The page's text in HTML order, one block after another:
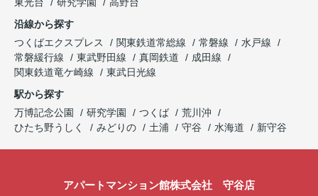
東光台
研究学園
高野台
沿線から探す
つくばエクスプレス
関東鉄道常総線 常磐線
水戸線
常磐緩行線
東武野田線 真岡鉄道
成田線
関東鉄道竜ケ崎線
東武日光線
駅から探す
万博記念公園
研究学園 つくば
荒川沖
ひたち野うしく
みどりの 土浦 守谷 水海道 新守谷
アパートマンション館株式会社 守谷店